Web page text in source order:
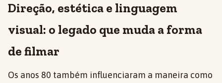
Direção, estética e linguagem
visual: o legado que muda a forma
de filmar
Os anos 80 também influenciaram a maneira como